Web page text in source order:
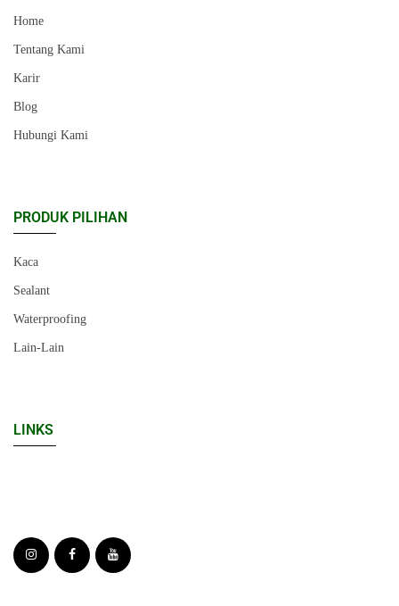
Home
Tentang Kami
Karir
Blog
Hubungi Kami
PRODUK PILIHAN
Kaca
Sealant
Waterproofing
Lain-Lain
LINKS